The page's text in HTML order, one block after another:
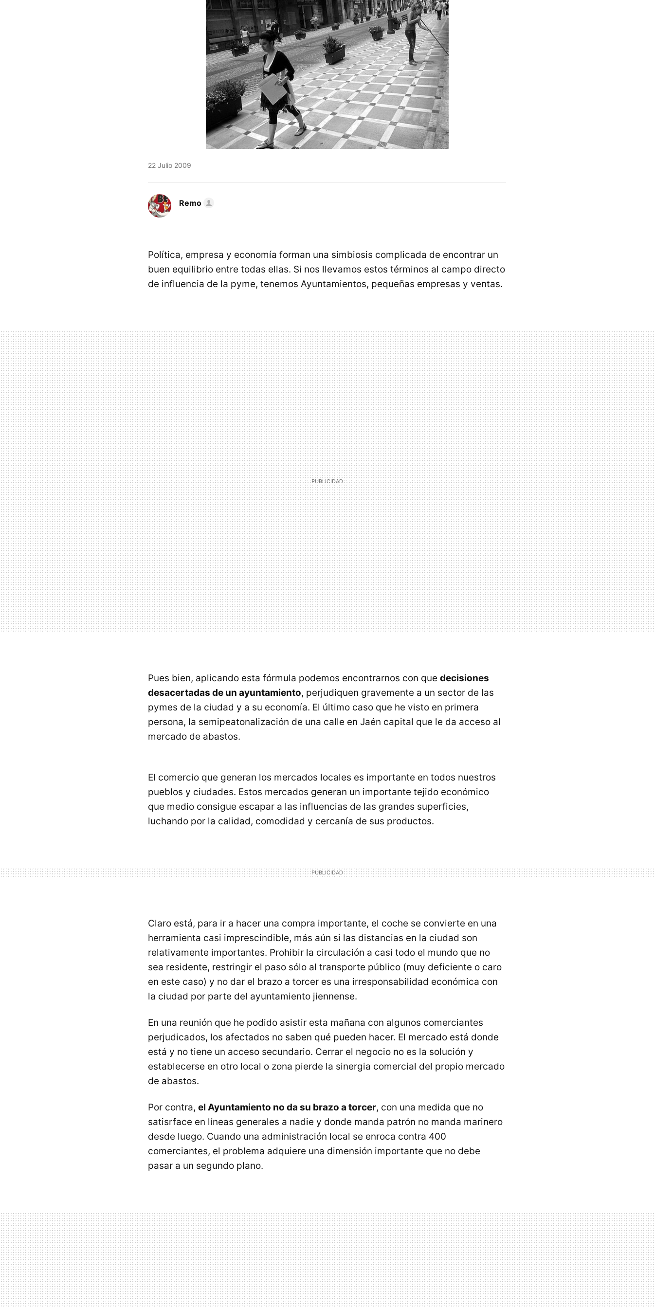
22 Julio 2009
Remo
Política, empresa y economía forman una simbiosis complicada de encontrar un
buen equilibrio entre todas ellas. Si nos llevamos estos términos al campo directo
de influencia de la pyme, tenemos Ayuntamientos, pequeñas empresas y ventas.
Pues bien, aplicando esta fórmula podemos encontrarnos con que decisiones
desacertadas de un ayuntamiento, perjudiquen gravemente a un sector de las
pymes de la ciudad y a su economía. El último caso que he visto en primera
persona, la semipeatonalización de una calle en Jaén capital que le da acceso al
mercado de abastos.
El comercio que generan los mercados locales es importante en todos nuestros
pueblos y ciudades. Estos mercados generan un importante tejido económico
que medio consigue escapar a las influencias de las grandes superficies,
luchando por la calidad, comodidad y cercanía de sus productos.
Claro está, para ir a hacer una compra importante, el coche se convierte en una
herramienta casi imprescindible, más aún si las distancias en la ciudad son
relativamente importantes. Prohibir la circulación a casi todo el mundo que no
sea residente, restringir el paso sólo al transporte público (muy deficiente o caro
en este caso) y no dar el brazo a torcer es una irresponsabilidad económica con
la ciudad por parte del ayuntamiento jiennense.
En una reunión que he podido asistir esta mañana con algunos comerciantes
perjudicados, los afectados no saben qué pueden hacer. El mercado está donde
está y no tiene un acceso secundario. Cerrar el negocio no es la solución y
establecerse en otro local o zona pierde la sinergia comercial del propio mercado
de abastos.
Por contra, el Ayuntamiento no da su brazo a torcer, con una medida que no
satisrface en líneas generales a nadie y donde manda patrón no manda marinero
desde luego. Cuando una administración local se enroca contra 400
comerciantes, el problema adquiere una dimensión importante que no debe
pasar a un segundo plano.